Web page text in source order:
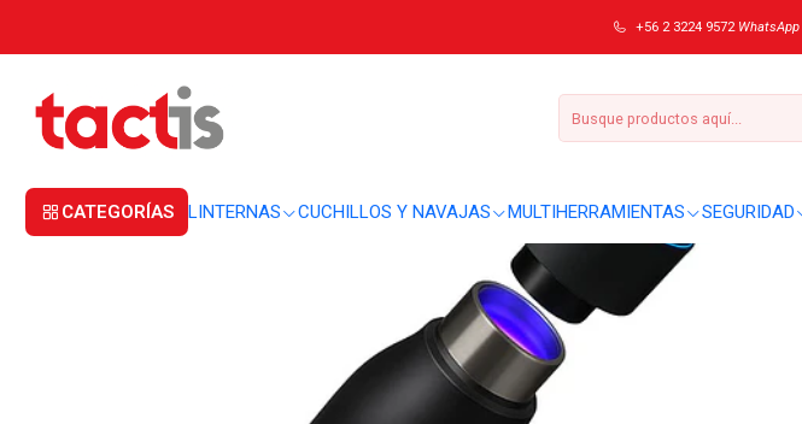
CATEGORÍAS LINTERNAS CUCHILLOS Y NAVAJAS MULTIHERRAMIENTAS SEGURIDAD
+56 2 3224 9572 WhatsApp